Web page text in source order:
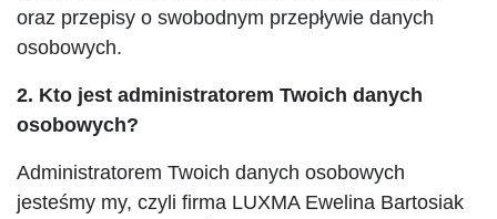
oraz przepisy o swobodnym przepływie danych
osobowych.
2. Kto jest administratorem Twoich danych
osobowych?
Administratorem Twoich danych osobowych
jesteśmy my, czyli firma LUXMA Ewelina Bartosiak